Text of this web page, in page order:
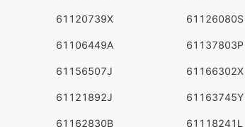
61120739X 61126080S
61106449A 61137803P
61156507J 61166302X
61121892J 61163745Y
61162830B 61118241L